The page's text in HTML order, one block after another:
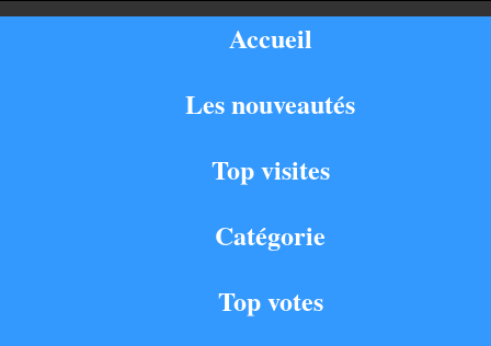
Accueil
Les nouveautés
Top visites
Catégorie
Top votes